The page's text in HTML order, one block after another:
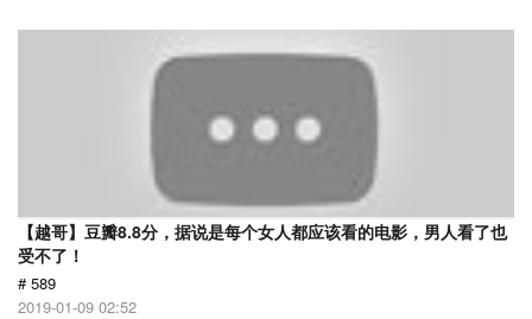
【越哥】豆瓣8.8分，据说是每个女人都应该看的电影，男人看了也
受不了！
# 589
2019-01-09 02:52